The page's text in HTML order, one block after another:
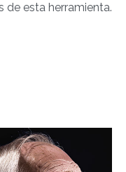
de esta herramienta.